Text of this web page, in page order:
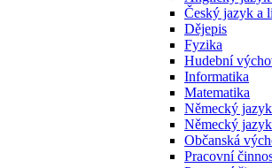
Český jazyk a
Dějepis
Fyzika
Hudební
Informatika
Matematika
Německý
Německý
Občanská
Pracovní